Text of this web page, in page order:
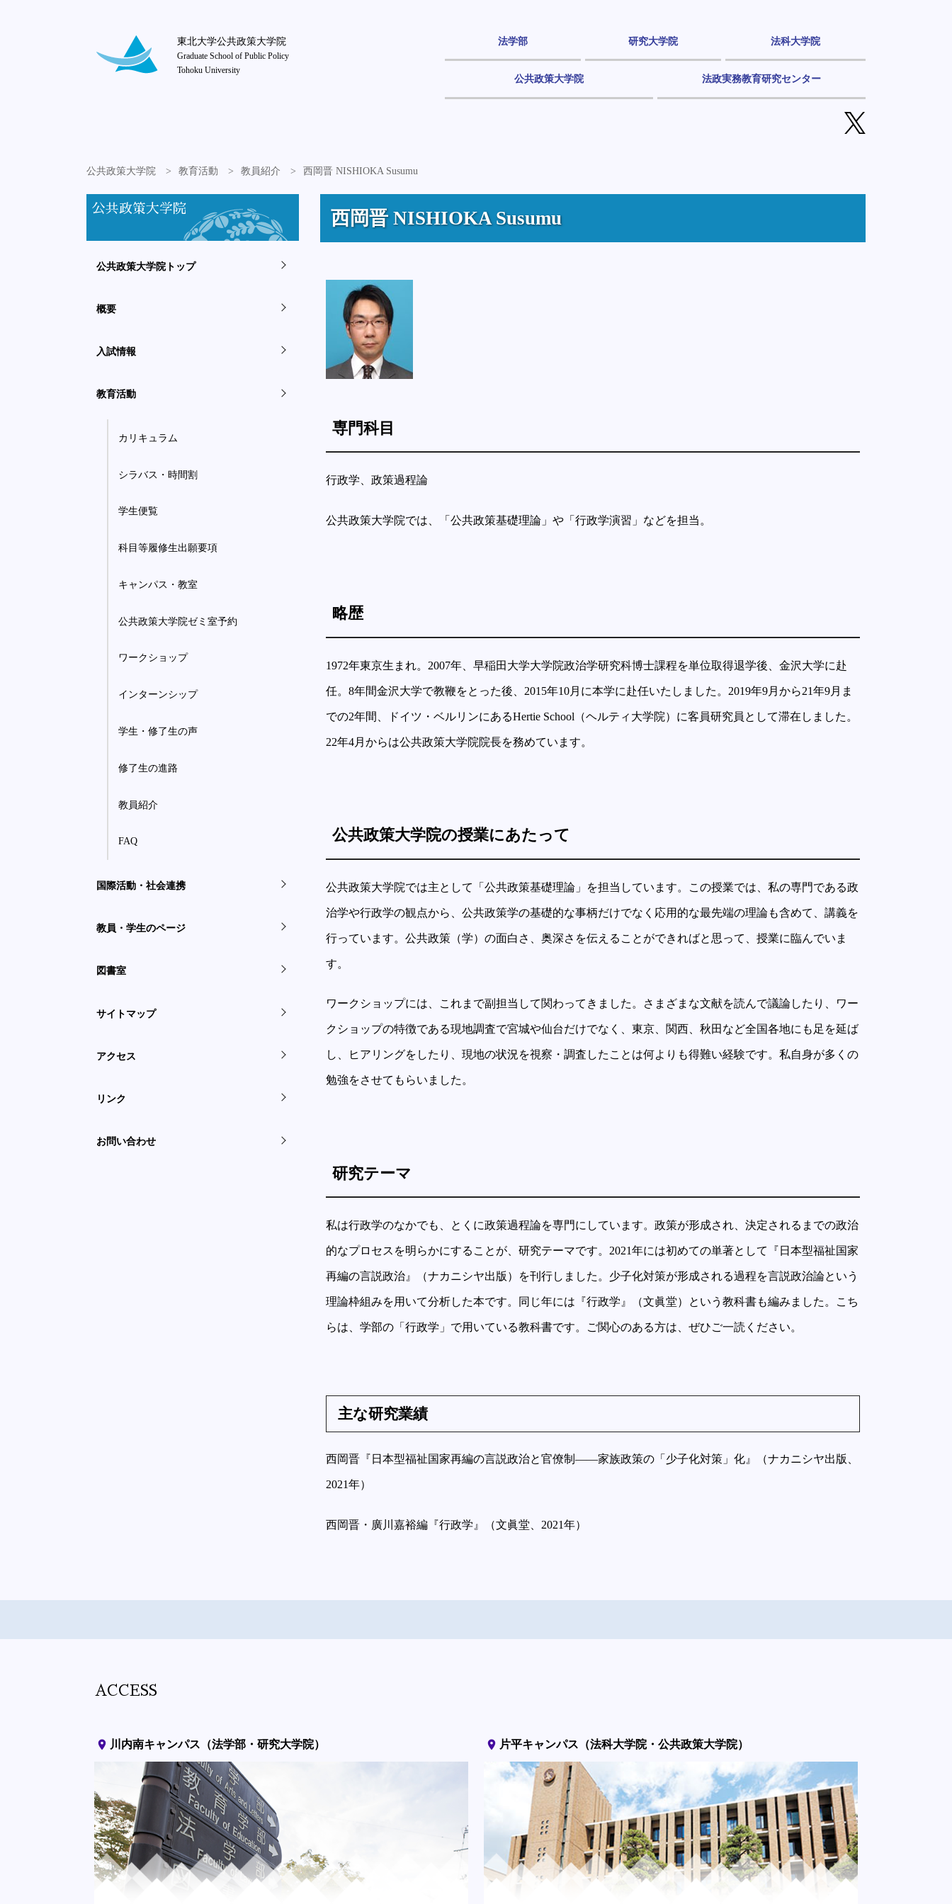
東北大学公共政策大学院
Graduate School of Public Policy
Tohoku University
法学部 研究大学院 法科大学院
公共政策大学院 法政実務教育研究センター
公共政策大学院 教育活動 教員紹介 西岡晋 NISHIOKA Susumu
西岡晋 NISHIOKA Susumu
専門科目
行政学、政策過程論
公共政策大学院では、「公共政策基礎理論」や「行政学演習」などを担当。
略歴
1972年東京生まれ。2007年、早稲田大学大学院政治学研究科博士課程を単位取得退学後、金沢大学に赴
任。8年間金沢大学で教鞭をとった後、2015年10月に本学に赴任いたしました。2019年9月から21年9月ま
での2年間、ドイツ・ベルリンにあるHertie School（ヘルティ大学院）に客員研究員として滞在しました。
22年4月からは公共政策大学院院長を務めています。
公共政策大学院の授業にあたって
公共政策大学院では主として「公共政策基礎理論」を担当しています。この授業では、私の専門である政
治学や行政学の観点から、公共政策学の基礎的な事柄だけでなく応用的な最先端の理論も含めて、講義を
行っています。公共政策（学）の面白さ、奥深さを伝えることができればと思って、授業に臨んでいま
す。
ワークショップには、これまで副担当して関わってきました。さまざまな文献を読んで議論したり、ワー
クショップの特徴である現地調査で宮城や仙台だけでなく、東京、関西、秋田など全国各地にも足を延ば
し、ヒアリングをしたり、現地の状況を視察・調査したことは何よりも得難い経験です。私自身が多くの
勉強をさせてもらいました。
研究テーマ
私は行政学のなかでも、とくに政策過程論を専門にしています。政策が形成され、決定されるまでの政治
的なプロセスを明らかにすることが、研究テーマです。2021年には初めての単著として『日本型福祉国家
再編の言説政治』（ナカニシヤ出版）を刊行しました。少子化対策が形成される過程を言説政治論という
理論枠組みを用いて分析した本です。同じ年には『行政学』（文眞堂）という教科書も編みました。こち
らは、学部の「行政学」で用いている教科書です。ご関心のある方は、ぜひご一読ください。
主な研究業績
西岡晋『日本型福祉国家再編の言説政治と官僚制――家族政策の「少子化対策」化』（ナカニシヤ出版、
2021年）
西岡晋・廣川嘉裕編『行政学』（文眞堂、2021年）
公共政策大学院
公共政策大学院トップ
概要
入試情報
教育活動
カリキュラム
シラバス・時間割
学生便覧
科目等履修生出願要項
キャンパス・教室
公共政策大学院ゼミ室予約
ワークショップ
インターンシップ
学生・修了生の声
修了生の進路
教員紹介
FAQ
国際活動・社会連携
教員・学生のページ
図書室
サイトマップ
アクセス
リンク
お問い合わせ
ACCESS
place 川内南キャンパス（法学部・研究大学院） place 片平キャンパス（法科大学院・公共政策大学院）